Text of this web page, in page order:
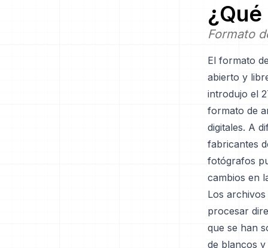
Formato
El formato
abierto y
introdujo el
formato de
digitales. A
fabricantes
fotógrafos
cambios en
Los
procesar
que se han
de blancos